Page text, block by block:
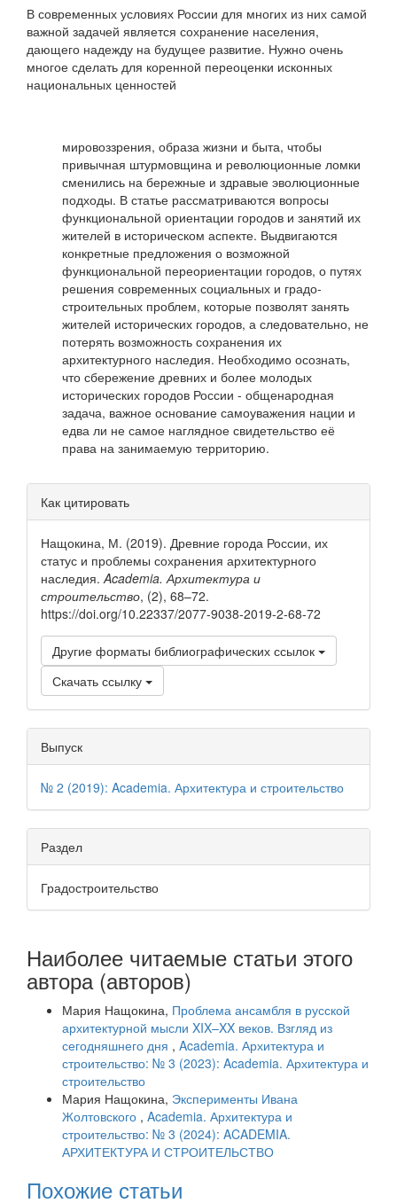
В современных условиях России для многих из них самой
важной задачей является сохранение населения,
дающего надежду на будущее развитие. Нужно очень
многое сделать для коренной переоценки исконных
национальных ценностей
мировоззрения, образа жизни и быта, чтобы
привычная штур­мовщина и революционные ломки
сменились на бережные и здравые эволюционные
подходы. В статье рассматриваются вопросы
функциональной ориентации городов и занятий их
жителей в историческом аспекте. Выдвигаются
конкретные предложения о возможной
функциональной переориентации городов, о путях
решения современных социальных и градо­
строительных проблем, которые позволят занять
жителей исто­рических городов, а следовательно, не
потерять возможность сохранения их
архитектурного наследия. Необходимо осознать,
что сбережение древних и более молодых
исторических горо­дов России - общенародная
задача, важное основание само­уважения нации и
едва ли не самое наглядное свидетельство её
права на занимаемую территорию.
Информация
о статье
Как цитировать
Нащокина, М. (2019). Древние города России, их
статус и проблемы сохранения архитектурного
наследия.Academia. Архитектура и
строительство, (2), 68–72.
https://doi.org/10.22337/2077-9038-2019-2-68-72
Другие форматы библиографических ссылок
Скачать ссылку
Выпуск
№ 2 (2019): Academia. Архитектура и строительство
Раздел
Градостроительство
Наиболее читаемые статьи этого
автора (авторов)
Мария Нащокина, Проблема ансамбля в русской
архитектурной мысли XIX–XX веков. Взгляд из
сегодняшнего дня , Academia. Архитектура и
строительство: № 3 (2023): Academia. Архитектура и
строительство
Мария Нащокина, Эксперименты Ивана
Жолтовского , Academia. Архитектура и
строительство: № 3 (2024): ACADEMIA.
АРХИТЕКТУРА И СТРОИТЕЛЬСТВО
Похожие статьи